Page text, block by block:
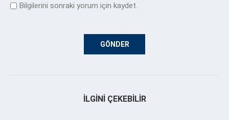
Bilgilerini sonraki yorum için kaydet.
İLGINI ÇEKEBILIR